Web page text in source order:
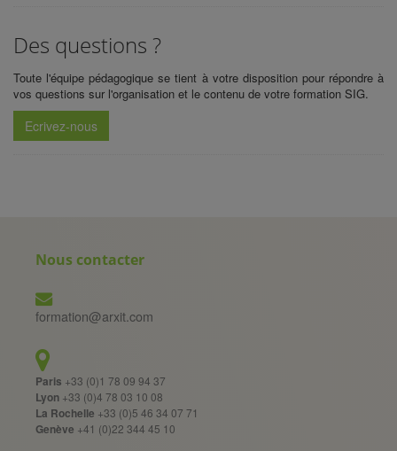
Des questions ?
Toute l'équipe pédagogique se tient à votre disposition pour répondre à
vos questions sur l'organisation et le contenu de votre formation SIG.
Ecrivez-nous
Nous contacter
formation@arxit.com
Paris +33 (0)1 78 09 94 37
Lyon +33 (0)4 78 03 10 08
La Rochelle +33 (0)5 46 34 07 71
Genève +41 (0)22 344 45 10